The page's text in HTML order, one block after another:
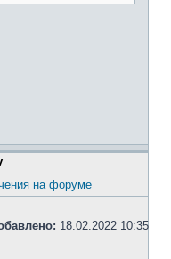
на форуме
18.02.2022 10:35